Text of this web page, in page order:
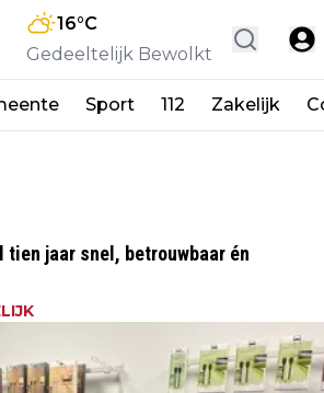
16°C
Gedeeltelijk Bewolkt
Sport 112 Zakelijk
tien jaar snel, betrouwbaar én